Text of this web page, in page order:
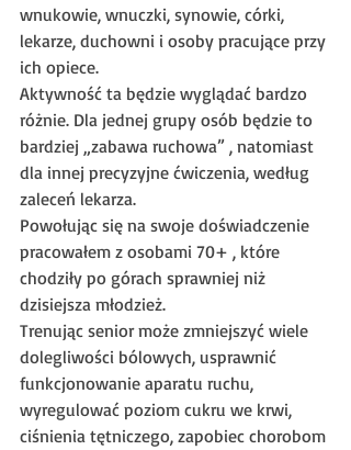
wnukowie, wnuczki, synowie, córki,
lekarze, duchowni i osoby pracujące przy
ich opiece.
Aktywność ta będzie wyglądać bardzo
różnie. Dla jednej grupy osób będzie to
bardziej „zabawa ruchowa” , natomiast
dla innej precyzyjne ćwiczenia, według
zaleceń lekarza.
Powołując się na swoje doświadczenie
pracowałem z osobami 70+ , które
chodziły po górach sprawniej niż
dzisiejsza młodzież.
Trenując senior może zmniejszyć wiele
dolegliwości bólowych, usprawnić
funkcjonowanie aparatu ruchu,
wyregulować poziom cukru we krwi,
ciśnienia tętniczego, zapobiec chorobom